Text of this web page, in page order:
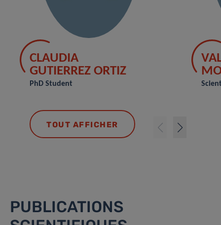
CLAUDIA
GUTIERREZ ORTIZ
PhD Student
TOUT AFFICHER
PUBLICATIONS